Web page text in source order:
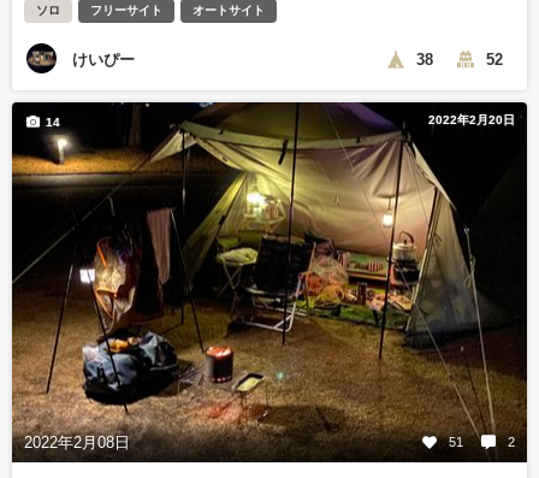
ソロ フリーサイト オートサイト
けいぴー 38 52
2022年2月20日
2022年2月08日 51 2
14